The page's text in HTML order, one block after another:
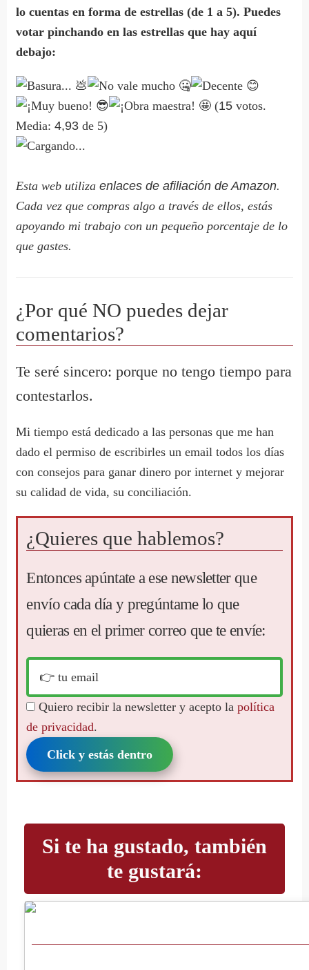
lo cuentas en forma de estrellas (de 1 a 5). Puedes
votar pinchando en las estrellas que hay aquí
debajo:
(15 votos.
Media:4,93 de 5)
Cargando...
Esta web utilizaenlaces de afiliación de Amazon.
Cada vez que compras algo a través de ellos, estás
apoyando mi trabajo con un pequeño porcentaje de lo
que gastes.
¿Por qué NO puedes dejar
comentarios?
Te seré sincero: porque no tengo tiempo para
contestarlos.
Mi tiempo está dedicado a las personas que me han
dado el permiso de escribirles un email todos los días
con consejos para ganar dinero por internet y mejorar
su calidad de vida, su conciliación.
¿Quieres que hablemos?
Entonces apúntate a ese newsletter que
envío cada día y pregúntame lo que
quieras en el primer correo que te envíe:
Quiero recibir la newsletter y acepto lapolítica
de privacidad.
Click y estás dentro
Si te ha gustado, también
te gustará: